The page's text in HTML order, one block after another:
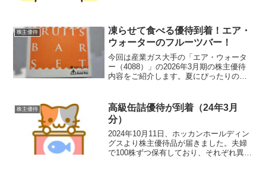
株主優待
凍らせて食べる優待到着！エア・
ウォーターのフルーツバー！
今回は産業ガス大手の「エア・ウォータ
ー（4088）」の2026年3月期の株主優待
内容をご紹介します。夏にぴったりのや
有株数に応じた自社グループ製品やカタ
ログギフトがも...
株主優待
高級缶詰優待が到着（24年3月
分）
2024年10月11日、ホッカンホールディン
グスより株主優待品が届きました。夫婦
で100株ずつ保有しており、それぞれ異な